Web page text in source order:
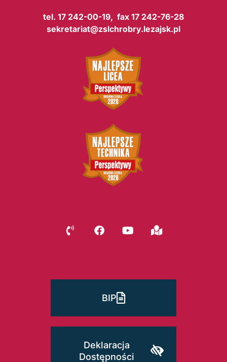
tel. 17 242-00-19, fax 17 242-76-28
sekretariat@zslchrobry.lezajsk.pl
BIP
Deklaracja
Dostępności